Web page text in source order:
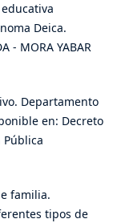
Deica.
- MORA YABAR
Departamento
en: Decreto
Pública
familia.
tipos de